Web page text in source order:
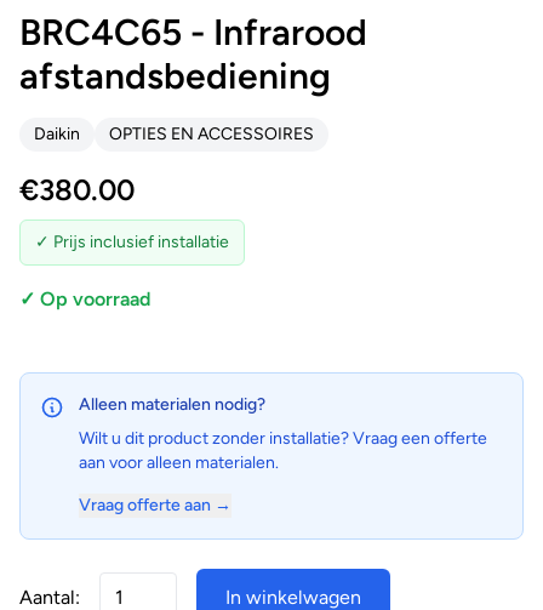
BRC4C65 - Infrarood
afstandsbediening
Daikin OPTIES EN ACCESSOIRES
€380.00
✓ Prijs inclusief installatie
✓ Op voorraad
Alleen materialen nodig?
Wilt u dit product zonder installatie? Vraag een offerte
aan voor alleen materialen.
Vraag offerte aan →
Aantal: In winkelwagen